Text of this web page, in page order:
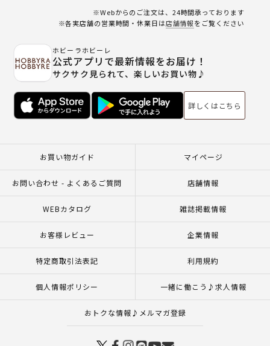
※Webからのご注文は、24時間承っております
※各実店舗の営業時間・休業日は店舗情報をご覧ください
ホビーラホビーレ
公式アプリで最新情報をお届け！
サクサク見られて、楽しいお買い物♪
詳しくはこちら
お買い物ガイド マイページ
お問い合わせ - よくあるご質問 店舗情報
WEBカタログ 雑誌掲載情報
お客様レビュー 企業情報
特定商取引法表記 利用規約
個人情報ポリシー 一緒に働こう♪求人情報
おトクな情報♪メルマガ登録